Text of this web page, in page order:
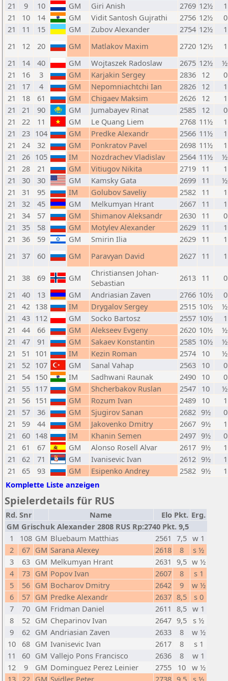
21
9 10 GM Giri Anish 2769 12½
21
10 14 GM Vidit Santosh Gujrathi 2756 12½
21
11 15 GM Zubov Alexander 2754 12½
21
12 20 GM Matlakov Maxim 2720 12½
21
14 40 GM Wojtaszek Radoslaw 2675 12½
21
16 3 GM Karjakin Sergey 2836 12
21
17 4 GM Nepomniachtchi Ian 2826 12
21
18 61 GM Chigaev Maksim 2626 12
21
21 90 GM Jumabayev Rinat 2585 12
21
22 11 GM Le Quang Liem 2768 11½
21
23 104 GM Predke Alexandr 2566 11½
21
24 32 GM Ponkratov Pavel 2698 11½
21
26 105 IM Nozdrachev Vladislav 2564 11½
21
28 21 GM Vitiugov Nikita 2719 11
21
30 30 GM Kamsky Gata 2699 11
21
31 95 IM Golubov Saveliy 2582 11
21
32 45 GM Melkumyan Hrant 2667 11
21
34 57 GM Shimanov Aleksandr 2630 11
21
35 58 GM Motylev Alexander 2629 11
21
36 59 GM Smirin Ilia 2629 11
21
37 60 GM Paravyan David 2627 11
21 38 69 GM
Christiansen Johan-
Sebastian
2613 11
21
40 13 GM Andriasian Zaven 2766 10½
21
42 138 IM Drygalov Sergey 2515 10½
21
43 112 GM Socko Bartosz 2557 10½
21
44 66 GM Alekseev Evgeny 2620 10½
21
47 91 GM Sakaev Konstantin 2585 10½
21
51 101 IM Kezin Roman 2574 10
21
52 107 GM Sanal Vahap 2563 10
21
54 150 IM Sadhwani Raunak 2490 10
21
55 117 GM Shcherbakov Ruslan 2547 10
21
56 151 GM Rozum Ivan 2489 10
21
57 36 GM Sjugirov Sanan 2682 9½
21
59 44 GM Jakovenko Dmitry 2667 9½
21
60 148 IM Khanin Semen 2497 9½
21
61 67 GM Alonso Rosell Alvar 2617 9½
21
62 71 GM Ivanisevic Ivan 2612 9½
21
65 93 GM Esipenko Andrey 2582 9½
Komplette Liste anzeigen
Spielerdetails für RUS
Rd. Snr Name Elo Pkt. Erg.
GM Grischuk Alexander 2808 RUS Rp:2740 Pkt. 9,5
1
108 GM Bluebaum Matthias 2561 7,5 w 1
2
67 GM Sarana Alexey 2618 8
s ½
3
63 GM Melkumyan Hrant 2631 9,5 w ½
4
73 GM Popov Ivan 2607 8
s 1
5
56 GM Bocharov Dmitry 2642 9
w ½
6
57 GM Predke Alexandr 2637 8,5
s 0
7
70 GM Fridman Daniel 2611 8,5 w 1
8
52 GM Cheparinov Ivan 2647 9,5
s ½
9
62 GM Andriasian Zaven 2633 8
w ½
10 68 GM Ivanisevic Ivan 2617 8
s 1
11
60 GM Vallejo Pons Francisco 2636 8
w 1
12
9 GM Dominguez Perez Leinier 2755 10 w ½
13
22 GM Svidler Peter 2738 9,5 s ½